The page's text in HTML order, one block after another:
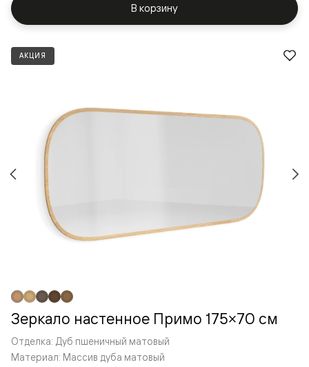
В корзину
АКЦИЯ
Зеркало настенное Примо 175×70 см
Отделка: Дуб пшеничный матовый
Материал: Массив дуба матовый